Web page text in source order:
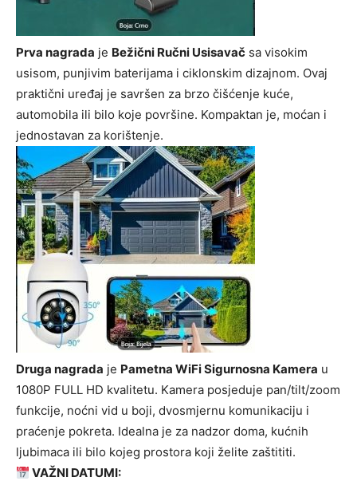
Prva nagrada je Bežični Ručni Usisavač sa visokim
usisom, punjivim baterijama i ciklonskim dizajnom. Ovaj
praktični uređaj je savršen za brzo čišćenje kuće,
automobila ili bilo koje površine. Kompaktan je, moćan i
jednostavan za korištenje.
Druga nagrada je Pametna WiFi Sigurnosna Kamera u
1080P FULL HD kvalitetu. Kamera posjeduje pan/tilt/zoom
funkcije, noćni vid u boji, dvosmjernu komunikaciju i
praćenje pokreta. Idealna je za nadzor doma, kućnih
ljubimaca ili bilo kojeg prostora koji želite zaštititi.
VAŽNI DATUMI: